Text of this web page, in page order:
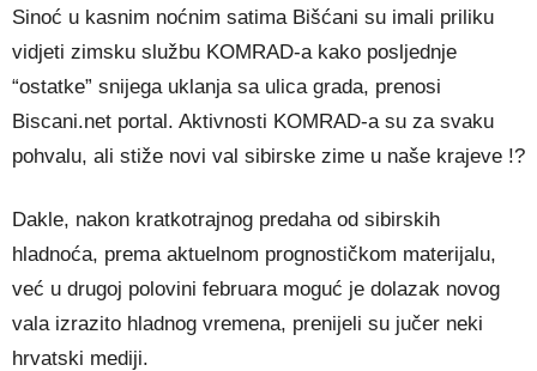
Sinoć u kasnim noćnim satima Bišćani su imali priliku
vidjeti zimsku službu KOMRAD-a kako posljednje
“ostatke” snijega uklanja sa ulica grada, prenosi
Biscani.net portal. Aktivnosti KOMRAD-a su za svaku
pohvalu, ali stiže novi val sibirske zime u naše krajeve !?
Dakle, nakon kratkotrajnog predaha od sibirskih
hladnoća, prema aktuelnom prognostičkom materijalu,
već u drugoj polovini februara moguć je dolazak novog
vala izrazito hladnog vremena, prenijeli su jučer neki
hrvatski mediji.